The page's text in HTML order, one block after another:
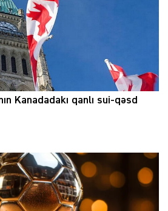
Kanadadakı qanlı sui-qəsd